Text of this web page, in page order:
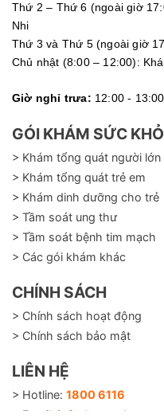
Thứ 2 – Thứ 6 (ngoài giờ
Nhi
Thứ 3 và Thứ 5 (ngoài giờ
Chủ nhật (8:00 – 12:00):
Giờ nghỉ trưa: 12:00 - 13:00
GÓI KHÁM SỨC
> Khám tổng quát người lớn
> Khám tổng quát trẻ em
> Khám dinh dưỡng cho trẻ
> Tầm soát ung thư
> Tầm soát bệnh tim mạch
> Các gói khám khác
CHÍNH SÁCH
> Chính sách hoạt động
> Chính sách bảo mật
LIÊN HỆ
> Hotline: 1800 6116
> Email: